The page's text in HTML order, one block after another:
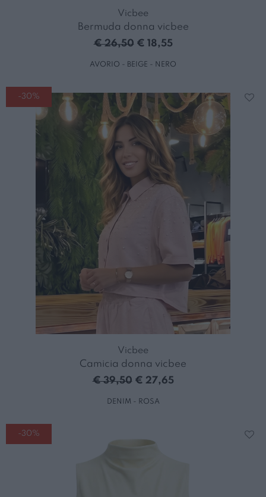
Vicbee
Bermuda donna vicbee
€ 26,50 € 18,55
AVORIO - BEIGE - NERO
-30%
Vicbee
Camicia donna vicbee
€ 39,50 € 27,65
DENIM - ROSA
-30%